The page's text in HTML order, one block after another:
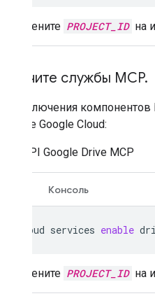
Замените PROJECT_ID на
Включите службы MCP.
Для включения
проекте Google Cloud:
API Google Drive MCP
Консоль
gcloud services enable
Замените PROJECT_ID на